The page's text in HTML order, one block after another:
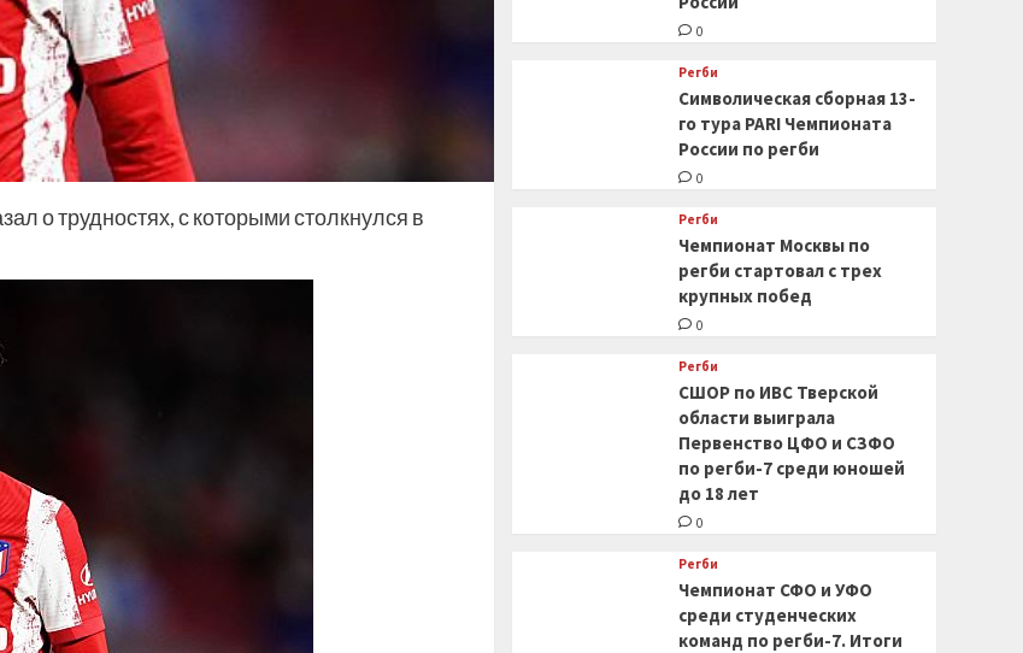
о трудностях, с которыми столкнулся в
0
Регби
Символическая сборная 13-
го тура PARI Чемпионата
России по регби
0
Регби
Чемпионат Москвы по
регби стартовал с трех
крупных побед
0
Регби
СШОР по ИВС Тверской
области выиграла
Первенство ЦФО и СЗФО
по регби-7 среди юношей
до 18 лет
0
Регби
Чемпионат СФО и УФО
среди студенческих
команд по регби-7. Итоги